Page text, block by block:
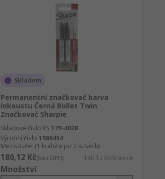
Skladem
Permanentní značkovač barva
inkoustu Černá Bullet Twin
Značkovač Sharpie
Skladové číslo RS 179-4028
Výrobní číslo 1986454
Mezisoučet (1 krabice po 2 kusech)
180,12 Kč(bez DPH) 180,12 Kč/krabice
Množství